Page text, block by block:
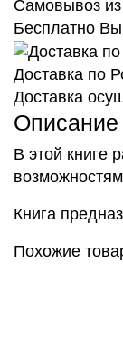
Самовывоз
Бесплатно
Доставка по
Доставка
Описание
В этой книге
Книга
Похожие